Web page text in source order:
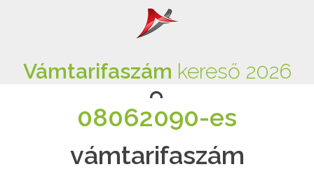
Vámtarifaszám kereső 2026
08062090-es
vámtarifaszám